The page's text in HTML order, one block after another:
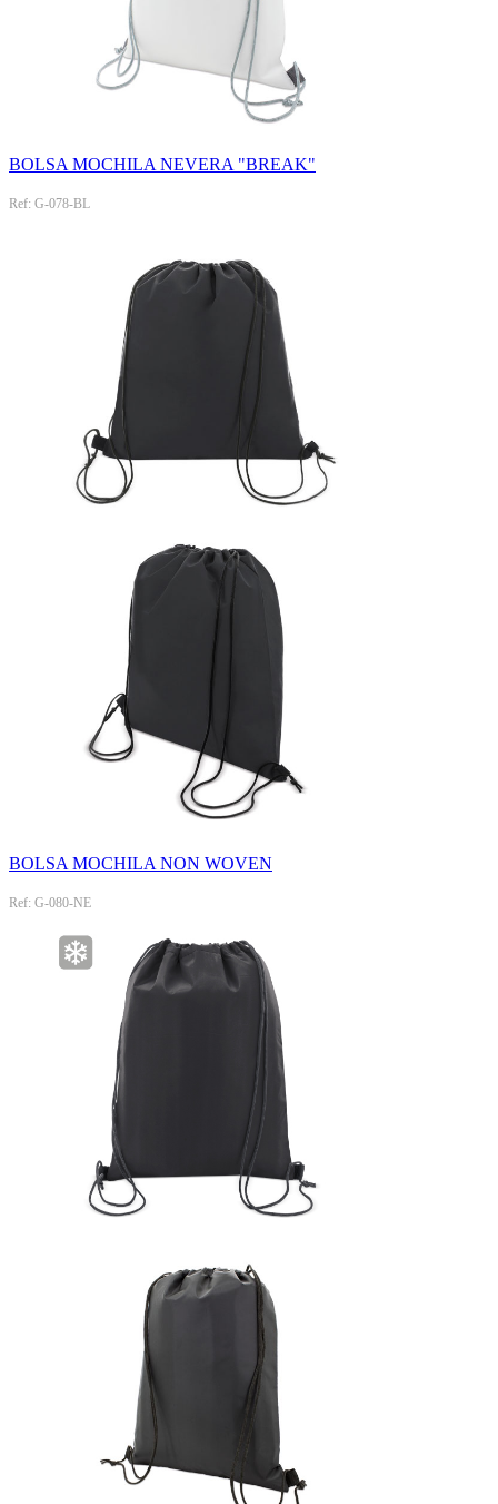
BOLSA MOCHILA NEVERA "BREAK"
Ref: G-078-BL
BOLSA MOCHILA NON WOVEN
Ref: G-080-NE